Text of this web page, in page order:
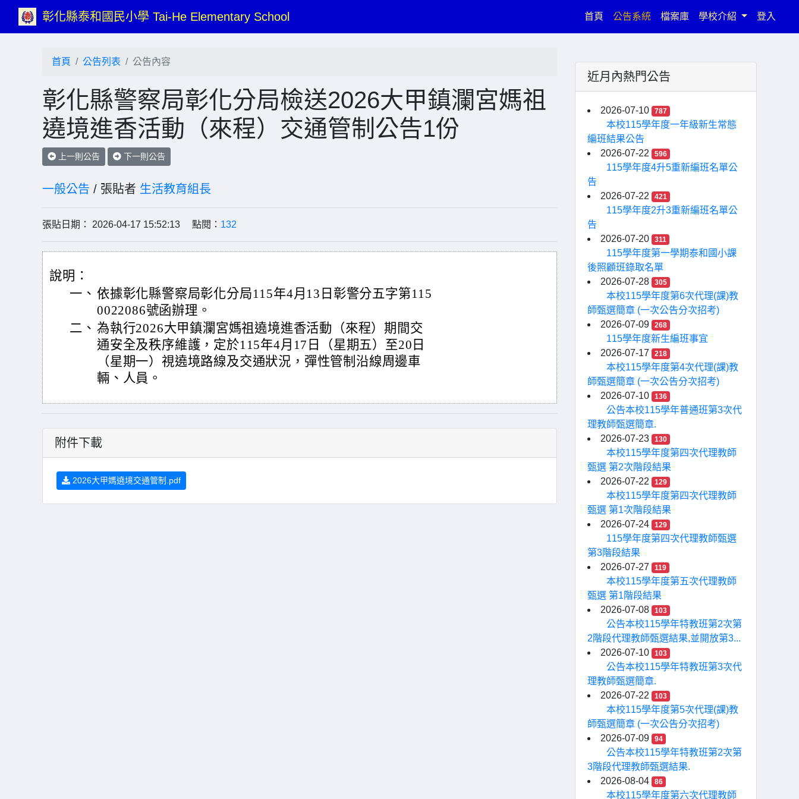
彰化縣泰和國民小學 Tai-He Elementary School 首頁 (current)
公告系統 檔案庫 學校介紹 登入
首頁 公告列表 公告內容
彰化縣警察局彰化分局檢送2026大甲鎮瀾宮媽祖
遶境進香活動（來程）交通管制公告1份
上一則公告 下一則公告
一般公告 / 張貼者 生活教育組長
張貼日期： 2026-04-17 15:52:13 點閱： 132
說明：
一、 依據彰化縣警察局彰化分局115年4月13日彰警分五字第115
0022086號函辦理。
二、 為執行2026大甲鎮瀾宮媽祖遶境進香活動（來程）期間交
通安全及秩序維護，定於115年4月17日（星期五）至20日
（星期一）視遶境路線及交通狀況，彈性管制沿線周邊車
輛、人員。
附件下載
2026大甲媽遶境交通管制.pdf
近月內熱門公告
2026-07-10 787
本校115學年度一年級新生常態
編班結果公告
2026-07-22
596
115學年度4升5重新編班名單公
告
2026-07-22
421
115學年度2升3重新編班名單公
告
2026-07-20
311
115學年度第一學期泰和國小課
後照顧班錄取名單
2026-07-28
305
本校115學年度第6次代理(課)教
師甄選簡章 (一次公告分次招考)
2026-07-09
268
115學年度新生編班事宜
2026-07-17
218
本校115學年度第4次代理(課)教
師甄選簡章 (一次公告分次招考)
2026-07-10
136
公告本校115學年普通班第3次代
理教師甄選簡章.
2026-07-23
130
本校115學年度第四次代理教師
甄選 第2次階段結果
2026-07-22
129
本校115學年度第四次代理教師
甄選 第1次階段結果
2026-07-24
129
115學年度第四次代理教師甄選
第3階段結果
2026-07-27
119
本校115學年度第五次代理教師
甄選 第1階段結果
2026-07-08
103
公告本校115學年特教班第2次第
2階段代理教師甄選結果,並開放第3...
2026-07-10
103
公告本校115學年特教班第3次代
理教師甄選簡章.
2026-07-22
103
本校115學年度第5次代理(課)教
師甄選簡章 (一次公告分次招考)
2026-07-09
94
公告本校115學年特教班第2次第
3階段代理教師甄選結果.
2026-08-04
86
本校115學年度第六次代理教師